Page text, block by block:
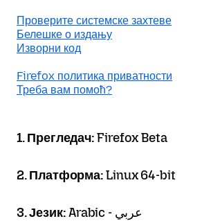
Проверите системске захтеве
Белешке о издању
Изворни код
Firefox политика приватности
Треба вам помоћ?
1. Прегледач:Firefox Beta
2. Платформа:Linux 64-bit
3. Језик: Arabic - عربي